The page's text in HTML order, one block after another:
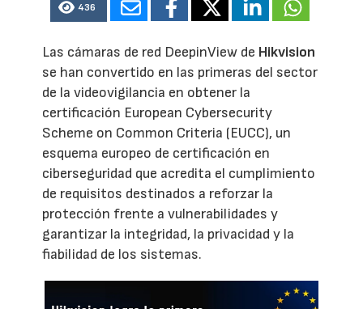
436
Las cámaras de red DeepinView de Hikvision
se han convertido en las primeras del sector
de la videovigilancia en obtener la
certificación European Cybersecurity
Scheme on Common Criteria (EUCC), un
esquema europeo de certificación en
ciberseguridad que acredita el cumplimiento
de requisitos destinados a reforzar la
protección frente a vulnerabilidades y
garantizar la integridad, la privacidad y la
fiabilidad de los sistemas.